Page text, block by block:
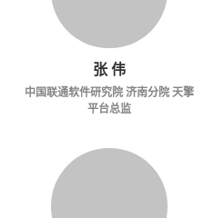
张 伟
中国联通软件研究院 济南分院 天擎
平台总监